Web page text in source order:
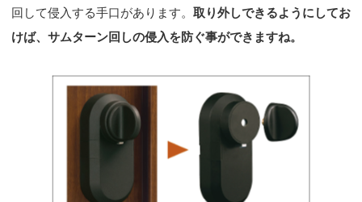
回して侵入する手口があります。 取り外しできるようにしてお
けば、サムターン回しの侵入を防ぐ事ができますね。